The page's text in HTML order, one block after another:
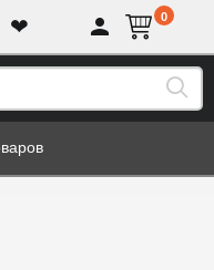
❤ 0